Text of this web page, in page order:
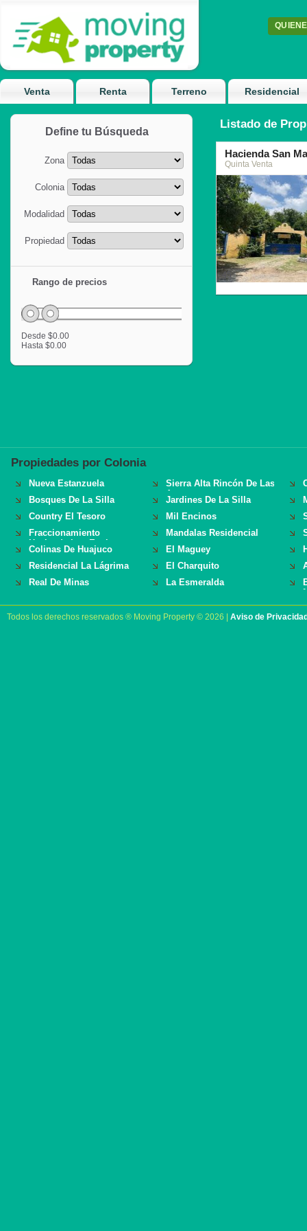
Venta Renta Terreno Residencial
Define tu Búsqueda
Zona
Colonia
Modalidad
Propiedad
Rango de precios
Desde $0.00
Hasta $0.00
Listado de
Hacienda San
Quinta Venta
45
Propiedades por Colonia
Nueva Estanzuela
Sierra Alta Rincón De Las
Aves
Bosques De La Silla
Jardines De La Silla
Country El Tesoro
Mil Encinos
Fraccionamiento
Hacienda Los Encinos
Mandalas Residencial
Colinas De Huajuco
El Maguey
Residencial La Lágrima
El Charquito
Real De Minas
La Esmeralda
Todos los derechos reservados ® Moving Property © 2026 | Aviso de